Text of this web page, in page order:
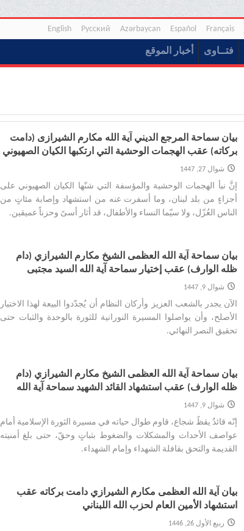
Français
Español
Azərbaycan
Русский
English
فتــاوی أخبار الموقع
بیان سماحة المرجع الدیني آية الله مکارم الشیرازی (دامت
برکاته) عقب الهجمات الوحشية التي ارتکبها الکيان الصهیوني
علی لبنان
شوال 27, 1447
إنَّ نبأ الهجمات الوحشية والمؤسفة التي شنّها الكيان الصهيوني على
أجزاءٍ من بلد لبنان، وما أسفرت عنه من استشهاد وإصابة مئاتٍ من
الناس العُزّل، ولا سيّما النساء والأطفال، قد أثار أسىً وحزناً عميقين.‌
بیان سماحة آیة الله العظمی الشیخ مکارم الشیرازي (دام
ظله الوارف) عقب إختیار سماحة آیة الله السید مجتبی
الخامنئي قائدا للثورة الإسلامیة
شوال 9, 1447
الآن يجدر بالشعب العزيز وأركان النظام أن يُجدّدوا البيعة لهذا الاختيار
الأصلح، وأن يواصلوا المسيرة النورانية للثورة بالوحدة والثبات حتى
تحقيق النصر النهائي.‌
بیان سماحة آیة الله العظمی الشیخ مکارم الشیرازي (دام
ظله الوارف) عقب استشهاد القائد الشهید سماحة آیة الله
العظمی الإمام الخامنئي
شوال 9, 1447
إنّه قائدٌ يقظٌ شجاع، قاوم طوال حياته في مسيرة الثورة الإسلامية أمام
عواصف الأحداث والمشكلات والضغوط بثباتٍ وحقّ، حتى بلغ أمنيته
القديمة والتحق بقافلة الشهداء وإمام الشهداء.‌
بیان آية الله العظمى مكارم الشيرازي دامت برکاته عقب
استشهاد الأمين العام لحزب الله اللبناني
ربيع الأول 26, 1446